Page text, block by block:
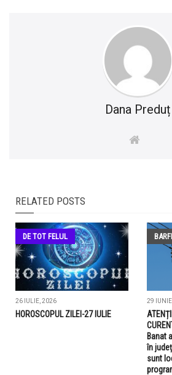
Dana Preduț
RELATED POSTS
DE TOT FELUL
26 IULIE, 2026
HOROSCOPUL ZILEI-27 IULIE
29
Banat
în
sunt